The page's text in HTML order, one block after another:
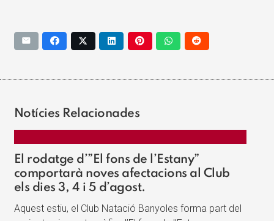
Notícies Relacionades
El rodatge d’”El fons de l’Estany”
comportarà noves afectacions al Club
els dies 3, 4 i 5 d’agost.
Aquest estiu, el Club Natació Banyoles forma part del